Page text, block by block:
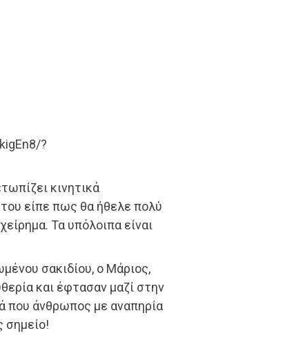
?
κινητικά
είπε πως θα ήθελε πολύ
Τα υπόλοιπα είναι
σακιδίου, ο Μάριος,
και έφτασαν μαζί στην
που άνθρωπος με αναπηρία
σημείο!